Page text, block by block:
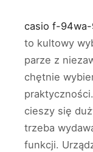
casio f-
to kultowy
parze z
chętnie
cieszy się
trzeba
funkcji.